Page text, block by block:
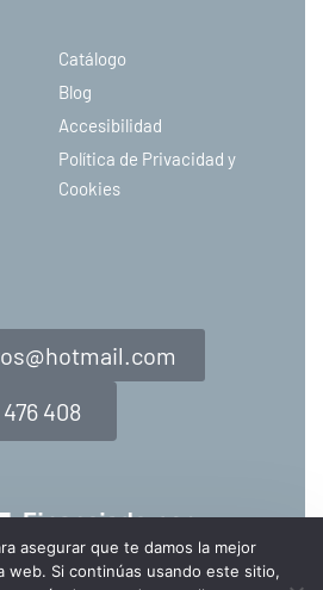
Catálogo
Blog
Accesibilidad
Política de Privacidad y
Cookies
408
uso de la página para cada cliente. Si continúa
que acepta estas cookies.
asegurar que te damos la mejor
web. Si continúas usando este sitio,